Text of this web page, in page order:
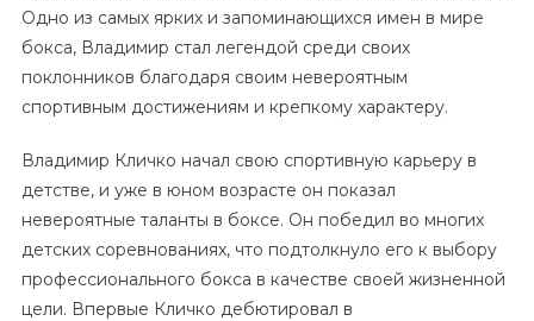
Одно из самых ярких и запоминающихся имен в мире
бокса, Владимир стал легендой среди своих
поклонников благодаря своим невероятным
спортивным достижениям и крепкому характеру.
Владимир Кличко начал свою спортивную карьеру в
детстве, и уже в юном возрасте он показал
невероятные таланты в боксе. Он победил во многих
детских соревнованиях, что подтолкнуло его к выбору
профессионального бокса в качестве своей жизненной
цели. Впервые Кличко дебютировал в